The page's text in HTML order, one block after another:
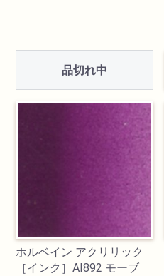
品切れ中
ホルベイン アクリリック
［インク］AI892 モーブ